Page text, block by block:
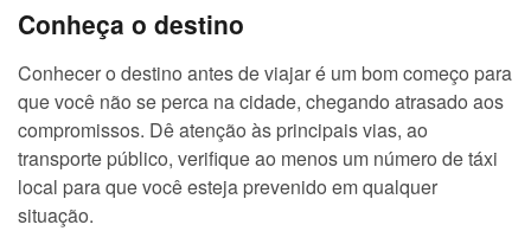
Conheça o destino
Conhecer o destino antes de viajar é um bom começo para
que você não se perca na cidade, chegando atrasado aos
compromissos. Dê atenção às principais vias, ao
transporte público, verifique ao menos um número de táxi
local para que você esteja prevenido em qualquer
situação.